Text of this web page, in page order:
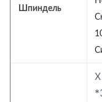
Шпиндель